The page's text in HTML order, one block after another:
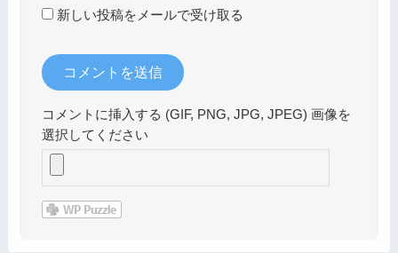
新しい投稿をメールで受け取る
コメントに挿入する (GIF, PNG, JPG, JPEG) 画像を
選択してください